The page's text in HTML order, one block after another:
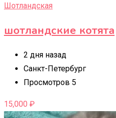
Шотландская
шотландские котята
2 дня назад
Санкт-Петербург
Просмотров 5
15,000 ₽